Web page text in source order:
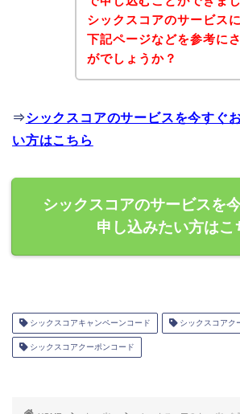
シックスコアのサービス
下記ページなどを参考に
がでしょうか？
⇒シックスコアのサービスを今すぐ
い方はこちら
シックスコアのサービスを
申し込みたい方はこ
シックスコアキャンペーンコード シックスコアク
シックスコアクーポンコード